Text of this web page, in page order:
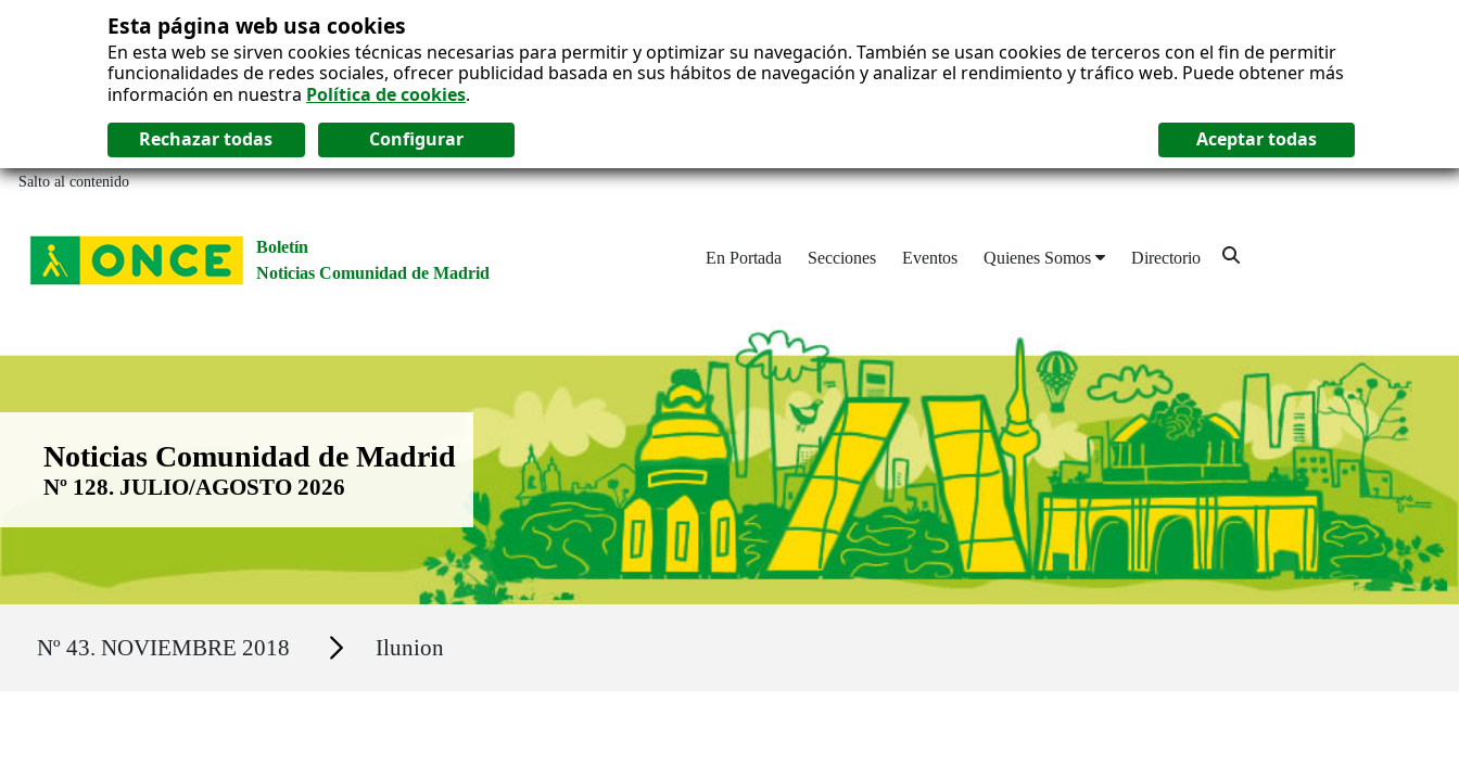
Esta página web usa cookies
En esta web se sirven cookies técnicas necesarias para permitir y optimizar su navegación. También se usan cookies de terceros con el fin de permitir
funcionalidades de redes sociales, ofrecer publicidad basada en sus hábitos de navegación y analizar el rendimiento y tráfico web. Puede obtener más
información en nuestra Política de cookies.
Salto al contenido
Boletín
Noticias Comunidad de Madrid
En Portada Secciones Eventos Quienes Somos Directorio
Boletín Noticias Comunidad de Madrid
Noticias Comunidad de Madrid
Nº 128. JULIO/AGOSTO 2026
Nº 43. NOVIEMBRE 2018 Secciones Ilunion